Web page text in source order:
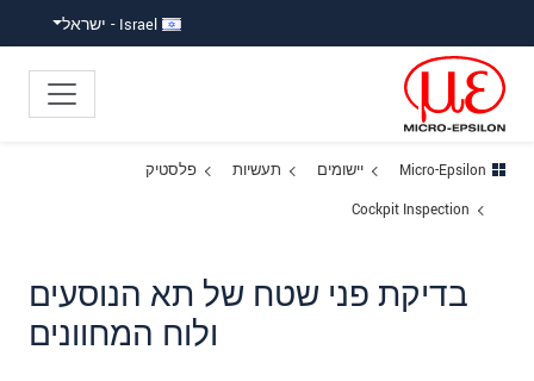
Israel - ישראל
Micro-Epsilon יישומים תעשיות
פלסטיק
Cockpit Inspection
בדיקת פני שטח של תא הנוסעים
ולוח המחוונים